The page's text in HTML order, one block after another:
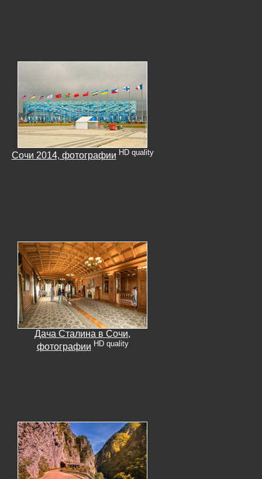
Сочи 2014, фотографии HD quality
Дача Сталина в Сочи,
фотографии HD quality